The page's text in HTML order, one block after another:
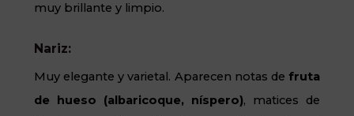
muy brillante y limpio.
Nariz:
Muy elegante y varietal. Aparecen notas de fruta
de hueso (albaricoque, níspero), matices de